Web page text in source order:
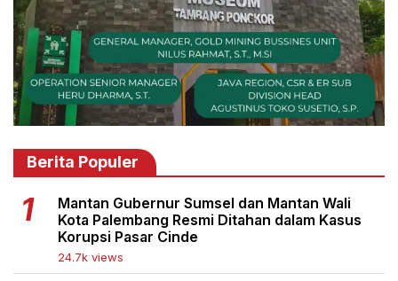
Berita Populer
Mantan Gubernur Sumsel dan Mantan Wali
Kota Palembang Resmi Ditahan dalam Kasus
Korupsi Pasar Cinde
24.7k views